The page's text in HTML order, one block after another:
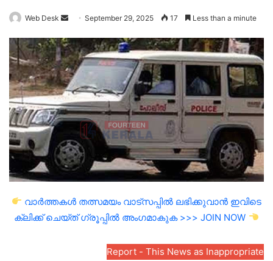
Web Desk
Send
email
September 29, 2025 17 Less than a minute
വാർത്തകൾ തത്സമയം വാട്സപ്പിൽ ലഭിക്കുവാൻ ഇവിടെ
ക്ലിക്ക് ചെയ്ത് ഗ്രൂപ്പിൽ അംഗമാകുക >>> JOIN NOW
Report - This News as Inappropriate